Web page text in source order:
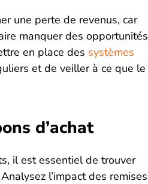
une perte de revenus, car
manquer des opportunités
en place des systèmes
et de veiller à ce que le
d’achat
il est essentiel de trouver
l’impact des remises